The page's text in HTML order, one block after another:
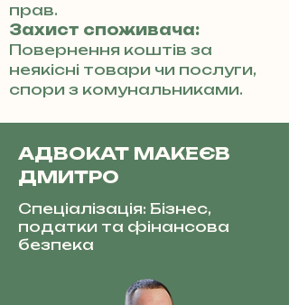
прав.
Захист споживача:
Повернення коштів за
неякісні товари чи послуги,
спори з комунальниками.
АДВОКАТ МАКЕЄВ
ДМИТРО
Спеціалізація: Бізнес,
податки та фінансова
безпека